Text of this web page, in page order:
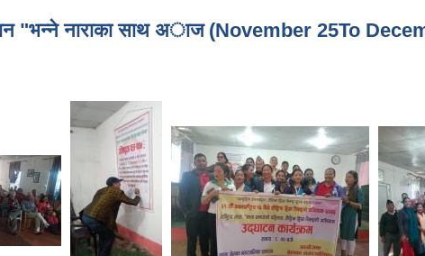
"भन्ने नाराका साथ अाज (November 25To